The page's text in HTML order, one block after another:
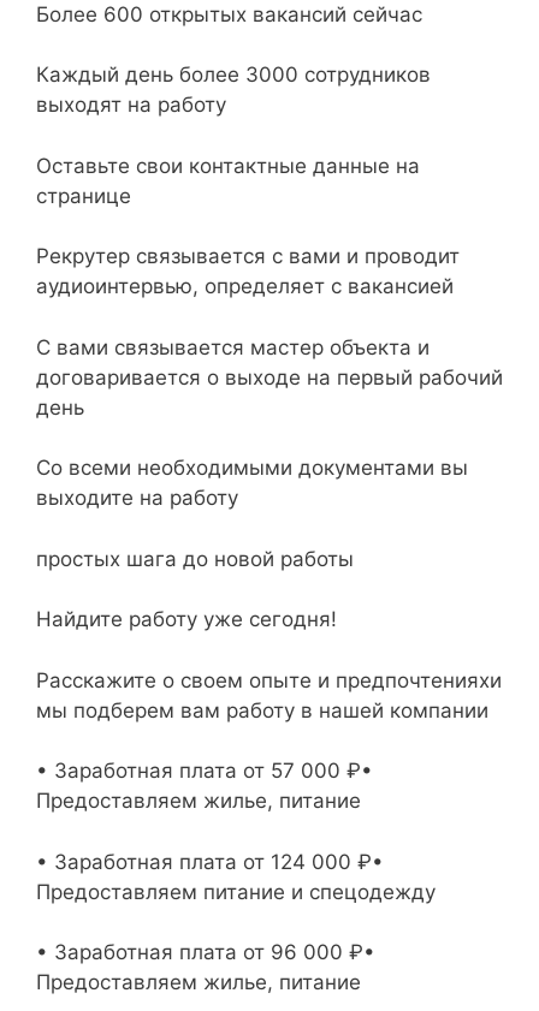
Более 600 открытых вакансий сейчас
Каждый день более 3000 сотрудников
выходят на работу
Оставьте свои контактные данные на
странице
Рекрутер связывается с вами и проводит
аудиоинтервью, определяет с вакансией
С вами связывается мастер объекта и
договаривается о выходе на первый рабочий
день
Со всеми необходимыми документами вы
выходите на работу
простых шага до новой работы
Найдите работу уже сегодня!
Расскажите о своем опыте и предпочтенияхи
мы подберем вам работу в нашей компании
• Заработная плата от 57 000 ₽•
Предоставляем жилье, питание
• Заработная плата от 124 000 ₽•
Предоставляем питание и спецодежду
• Заработная плата от 96 000 ₽•
Предоставляем жилье, питание